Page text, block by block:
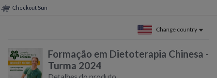
Checkout Sun
Change country
Formação em Dietoterapia Chinesa -
Turma 2024